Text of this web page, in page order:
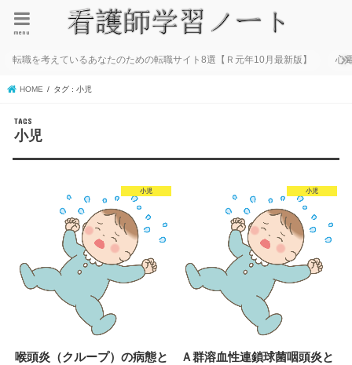
menu
転職を考えているあなたのための転職サイト8選【Ｒ元年10月最新版】 心
HOME タグ : 小児
小児
小児
喉頭炎（クループ）の病態と
小児
Ａ群溶血性連鎖球菌咽頭炎と